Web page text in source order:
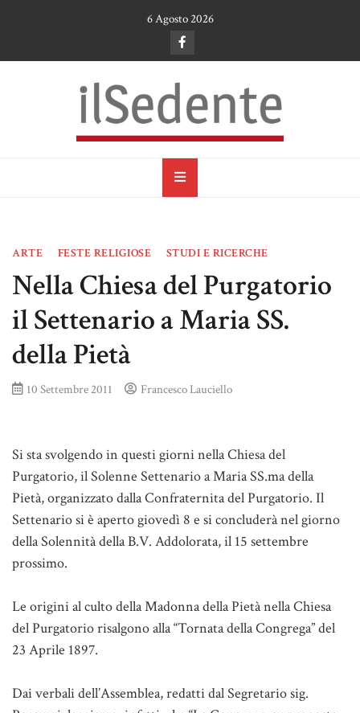
6 Agosto 2026
il Sedente
ARTE FESTE RELIGIOSE STUDI E RICERCHE
Nella Chiesa del Purgatorio
il Settenario a Maria SS.
della Pietà
10 Settembre 2011 Francesco Lauciello
Si sta svolgendo in questi giorni nella Chiesa del
Purgatorio, il Solenne Settenario a Maria SS.ma della
Pietà, organizzato dalla Confraternita del Purgatorio. Il
Settenario si è aperto giovedì 8 e si concluderà nel giorno
della Solennità della B.V. Addolorata, il 15 settembre
prossimo.
Le origini al culto della Madonna della Pietà nella Chiesa
del Purgatorio risalgono alla “Tornata della Congrega” del
23 Aprile 1897.
Dai verbali dell’Assemblea, redatti dal Segretario sig.